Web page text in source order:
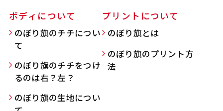
ボディについて
のぼり旗のチチについ
て
のぼり旗のチチをつけ
るのは右？左？
のぼり旗の生地につい
プリントについて
のぼり旗とは
のぼり旗のプリント方
法
布A1ポスター(60x84)
のぼりだけでなく、ポスターも作れます。
布A1ポスター(84x60)
のぼりだけでなく、ポスターも作れます。